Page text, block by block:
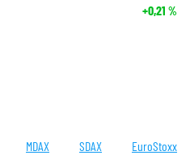
+0,21 %
MDAX SDAX EuroStoxx